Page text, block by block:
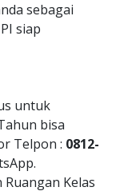
sebagai
siap
untuk
bisa
Telpon : 0812-
Kelas